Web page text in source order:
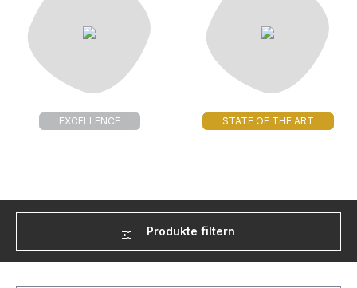
EXCELLENCE STATE OF THE ART
Produkte filtern